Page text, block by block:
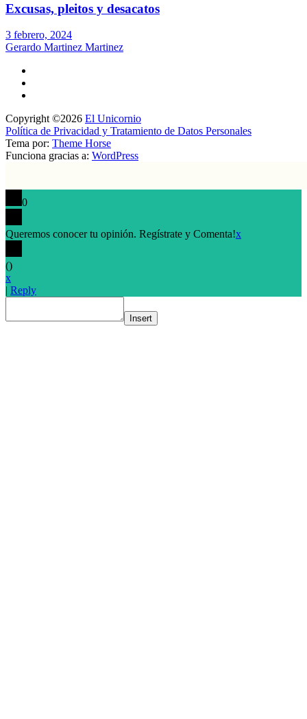
Excusas, pleitos y desacatos
3 febrero, 2024
Gerardo Martinez Martinez
Copyright ©2026 El Unicornio
Política de Privacidad y Tratamiento de Datos Personales
Tema por: Theme Horse
Funciona gracias a: WordPress
0
Queremos conocer tu opinión. Regístrate y Comenta!x
()
x
| Reply
Insert